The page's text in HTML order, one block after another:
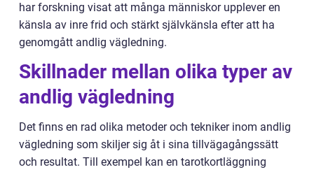
har forskning visat att många människor upplever en
känsla av inre frid och stärkt självkänsla efter att ha
genomgått andlig vägledning.
Skillnader mellan olika typer av
andlig vägledning
Det finns en rad olika metoder och tekniker inom andlig
vägledning som skiljer sig åt i sina tillvägagångssätt
och resultat. Till exempel kan en tarotkortläggning